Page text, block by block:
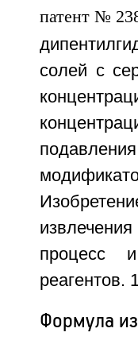
солей с
процесс
реагентов.
Формула